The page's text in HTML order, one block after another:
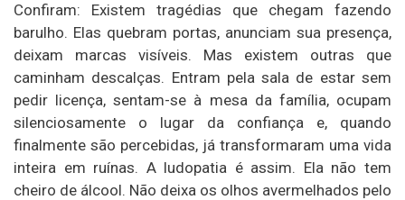
Confiram: Existem tragédias que chegam fazendo
barulho. Elas quebram portas, anunciam sua presença,
deixam marcas visíveis. Mas existem outras que
caminham descalças. Entram pela sala de estar sem
pedir licença, sentam-se à mesa da família, ocupam
silenciosamente o lugar da confiança e, quando
finalmente são percebidas, já transformaram uma vida
inteira em ruínas. A ludopatia é assim. Ela não tem
cheiro de álcool. Não deixa os olhos avermelhados pelo